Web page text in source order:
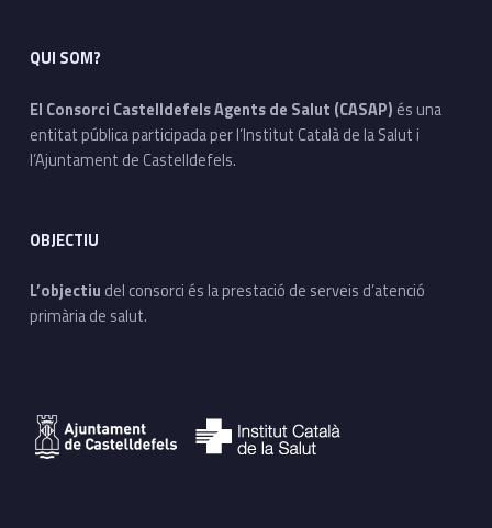
QUI SOM?
El Consorci Castelldefels Agents de Salut (CASAP) és una
entitat pública participada per l’Institut Català de la Salut i
l’Ajuntament de Castelldefels.
OBJECTIU
L’objectiu del consorci és la prestació de serveis d’atenció
primària de salut.